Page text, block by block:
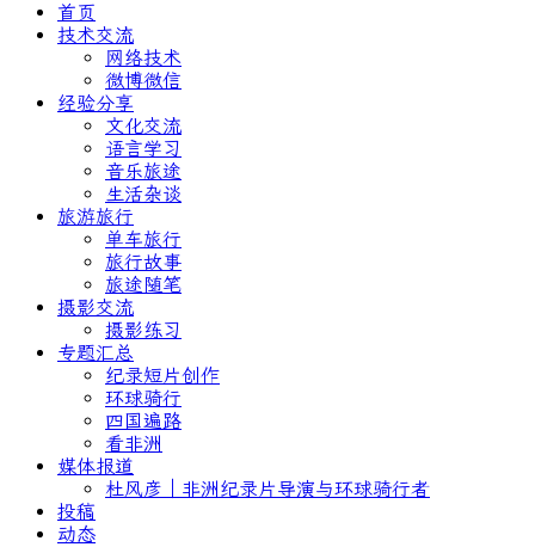
首页
技术交流
网络技术
微博微信
经验分享
文化交流
语言学习
音乐旅途
生活杂谈
旅游旅行
单车旅行
旅行故事
旅途随笔
摄影交流
摄影练习
专题汇总
纪录短片创作
环球骑行
四国遍路
看非洲
媒体报道
杜风彦｜非洲纪录片导演与环球骑行者
投稿
动态